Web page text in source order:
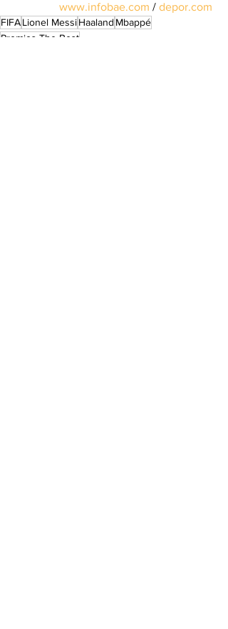
www.infobae.com / depor.com
FIFALionel MessiHaaland Mbappé
Premios The Best